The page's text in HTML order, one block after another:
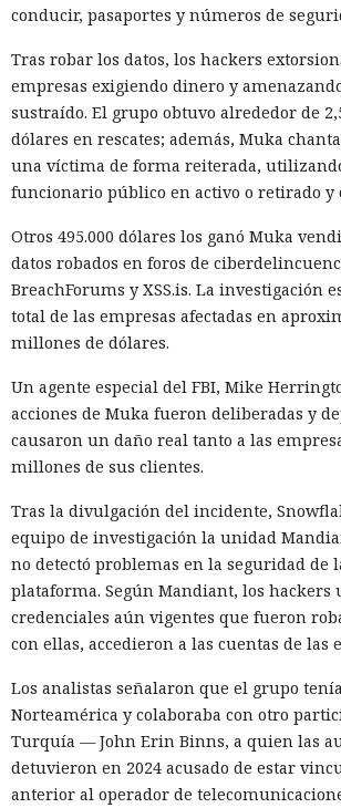
conducir, pasaportes y números de
Tras robar los datos, los hackers
empresas exigiendo dinero y
sustraído. El grupo obtuvo alrededor de
dólares en rescates; además, Muka
una víctima de forma reiterada,
funcionario público en activo o retirado y
Otros 495.000 dólares los ganó Muka
datos robados en foros de
BreachForums y XSS.is. La investigación
total de las empresas afectadas en
millones de dólares.
Un agente especial del FBI, Mike
acciones de Muka fueron deliberadas y
causaron un daño real tanto a las
millones de sus clientes.
Tras la divulgación del incidente,
equipo de investigación la unidad
no detectó problemas en la seguridad de
plataforma. Según Mandiant, los
credenciales aún vigentes que fueron
con ellas, accedieron a las cuentas de las
Los analistas señalaron que el grupo
Norteamérica y colaboraba con otro
Turquía — John Erin Binns, a quien las
detuvieron en 2024 acusado de estar
anterior al operador de